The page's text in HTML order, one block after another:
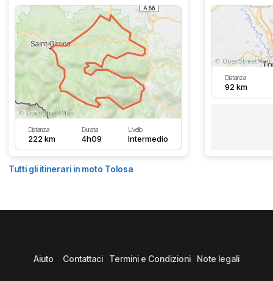
Distanza
222 km
Durata
4h09
Livello
Intermedio
Distanza
92 km
Tutti gli itinerari in moto Tolosa
Aiuto Contattaci Termini e Condizioni Note legali